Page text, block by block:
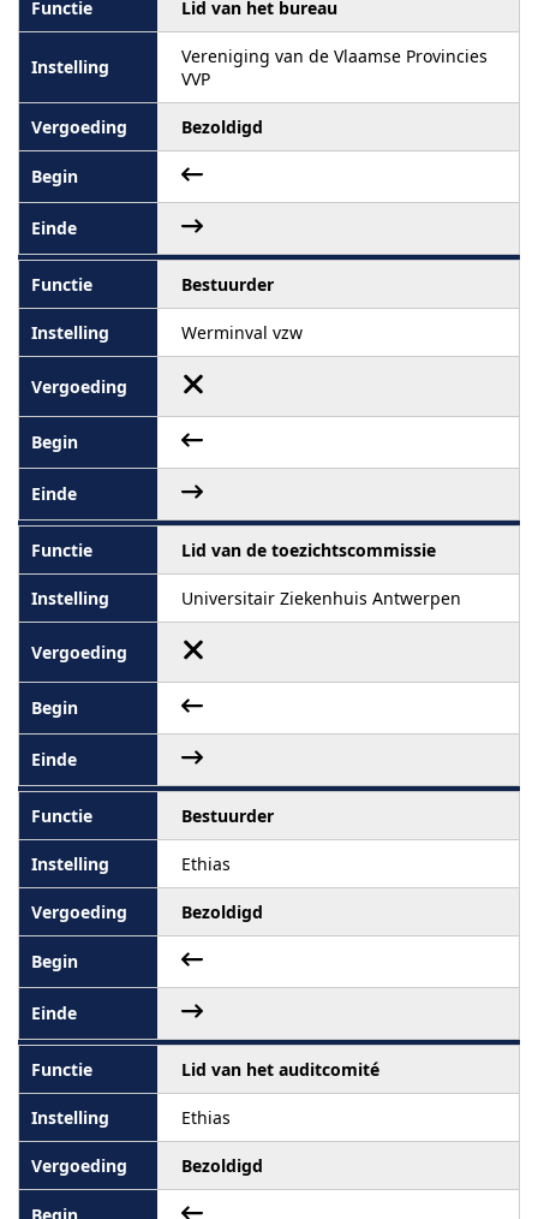
Lid van het bureau
Vereniging van de Vlaamse Provincies
VVP
Bezoldigd
Bestuurder
Werminval vzw
Lid van de toezichtscommissie
Universitair Ziekenhuis Antwerpen
Bestuurder
Ethias
Bezoldigd
Lid van het auditcomité
Ethias
Bezoldigd